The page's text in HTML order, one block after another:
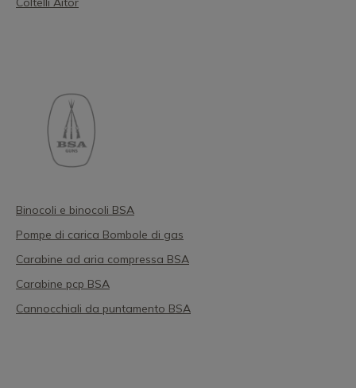
Binocoli e binocoli BSA
Pompe di carica Bombole di gas
Carabine ad aria compressa BSA
Carabine pcp BSA
Cannocchiali da puntamento BSA